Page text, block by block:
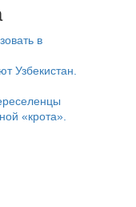
в
Узбекистан.
«крота».